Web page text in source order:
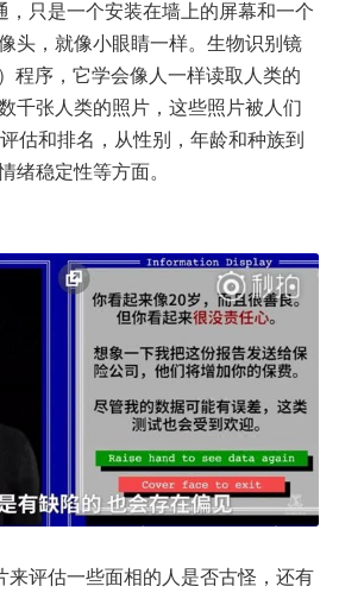
，只是一个安装在墙上的屏幕和一个
头，就像小眼睛一样。生物识别镜
程序，它学会像人一样读取人类的
千张人类的照片，这些照片被人们
估和排名，从性别，年龄和种族到
绪稳定性等方面。
来评估一些面相的人是否古怪，还有